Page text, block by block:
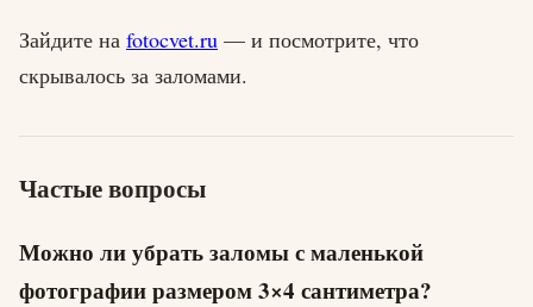
Зайдите на fotocvet.ru — и посмотрите, что
скрывалось за заломами.
Частые вопросы
Можно ли убрать заломы с маленькой
фотографии размером 3×4 сантиметра?